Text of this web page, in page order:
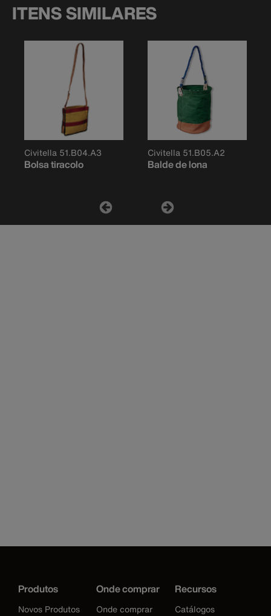
ITENS SIMILARES
Civitella 51.B04.A3
Bolsa tiracolo
Civitella 51.B05.A2
Balde de lona
Produtos
Novos Produtos
Onde comprar
Onde comprar
Recursos
Catálogos